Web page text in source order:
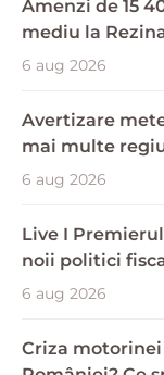
Amenzi de 15
mediu la
6 aug 2026
Avertizare
mai multe
6 aug 2026
Live I
noii politici
6 aug 2026
Criza